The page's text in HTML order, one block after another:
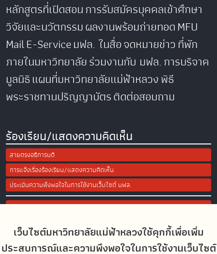
เว็บไซต์มหาวิทยาลัยแม่ฟ้าหลวงใช้คุกกี้เพื่อเพิ่ม
ประสบการณ์และความพึงพอใจในการใช้งานเว็บไซต์
หลักสูตรที่เปิดสอนการรับสมัครบุคคลเข้าศึกษา
วิจัยและนวัตกรรมผลงานพร้อมถ่ายทอดMFU
MailE-Serviceมฟล. ในสื่อจดหมายข่าวที่พัก
ภายในมหาวิทยาลัยร่วมงานกับ มฟล.การบริจาค
มูลนิธิแผนที่มหาวิทยาลัยแม่ฟ้าหลวงพิธี
พระราชทานปริญญาบัตรติดต่อสอบถาม
ร้องเรียน/แสดงความคิดเห็น
สายตรงอธิการบดี
การแจ้งเรื่องร้องเรียน/แสดงความคิดเห็น
ประเมินความพึงพอใจในการใช้งานเว็บไซต์ มฟล.
Site Map
Social Media